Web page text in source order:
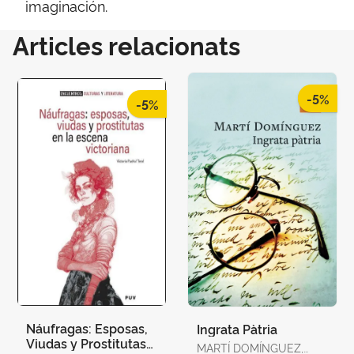
imaginación.
Articles relacionats
-5%
Náufragas: Esposas,
Viudas y Prostitutas
-5%
Ingrata Pàtria
MARTÍ DOMÍNGUEZ,